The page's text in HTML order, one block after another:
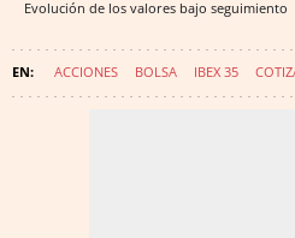
Evolución de los valores bajo seguimiento
ACCIONES BOLSA IBEX 35